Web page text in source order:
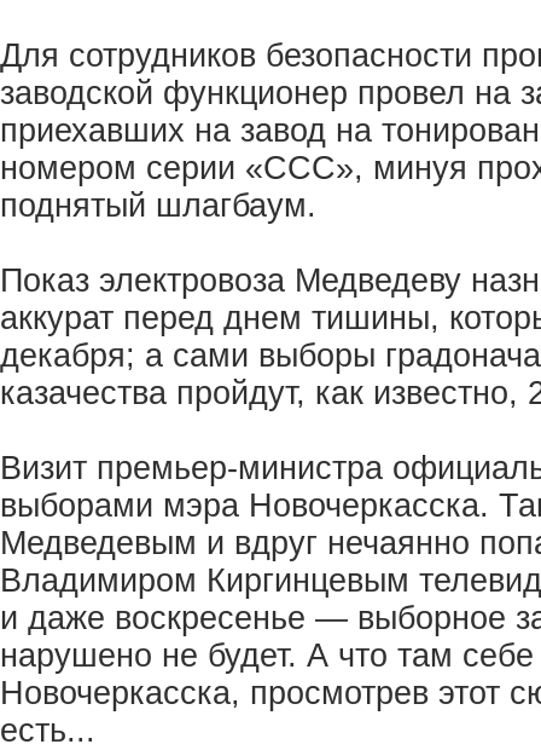
Для сотрудников безопасности
заводской функционер провел на
приехавших на завод на
номером серии «ССС», минуя
поднятый шлагбаум.
Показ электровоза Медведеву
аккурат перед днем тишины,
декабря; а сами выборы
казачества пройдут, как известно,
Визит премьер-министра
выборами мэра Новочеркасска.
Медведевым и вдруг нечаянно
Владимиром Киргинцевым
и даже воскресенье — выборное
нарушено не будет. А что там
Новочеркасска, просмотрев этот
есть...